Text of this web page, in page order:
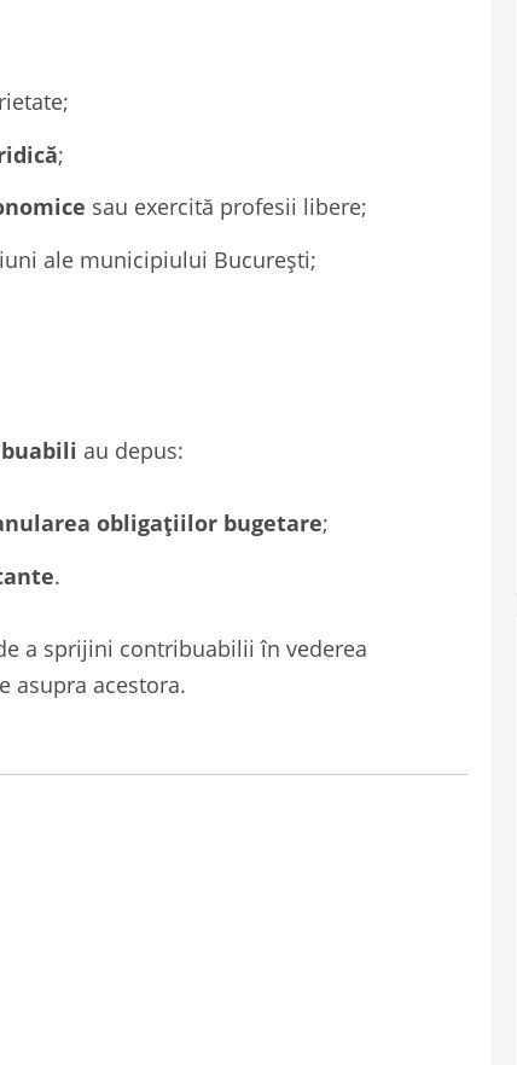
;
sau exercită profesii libere;
ale municipiului București;
au depus:
obligațiilor bugetare;
.
a sprijini contribuabilii în vederea
asupra acestora.